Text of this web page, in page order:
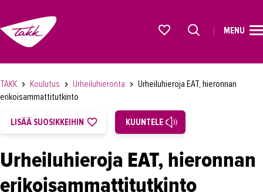
OPISKELIJAKSI
YRITYKSILLE
AJANKOHTAISTA
MENU
TAKK Koulutus Urheiluhieronta
Urheiluhieroja EAT, hieronnan
erikoisammattitutkinto
LISÄÄ SUOSIKKEIHIN KUUNTELE
Urheiluhieroja EAT, hieronnan
erikoisammattitutkinto